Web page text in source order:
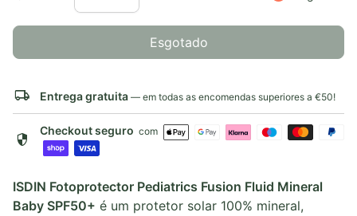
Esgotado
local_shipping Entrega gratuita — em todas as encomendas superiores a €50!
security Checkout seguro com
ISDIN Fotoprotector Pediatrics Fusion Fluid Mineral
Baby SPF50+ é um protetor solar 100% mineral,